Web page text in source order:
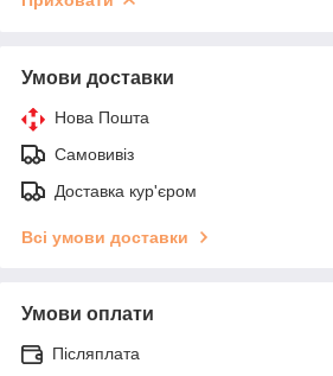
Умови доставки
Нова Пошта
Самовивіз
Доставка кур'єром
Всі умови доставки
Умови оплати
Післяплата